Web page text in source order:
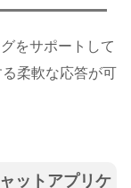
をサポートして
柔軟な応答が可
ットアプリケ